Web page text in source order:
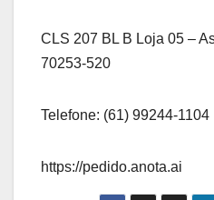
CLS 207 BL B Loja 05 –
70253-520
Telefone: (61) 99244-1104
https://pedido.anota.ai